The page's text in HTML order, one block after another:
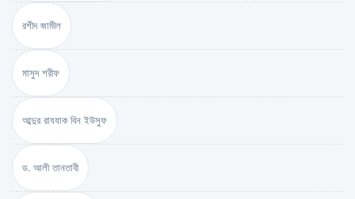
রশীদ জামীল
মাসুদ শরীফ
আব্দুর রাযযাক বিন ইউসুফ
ড. আলী তানতাবী